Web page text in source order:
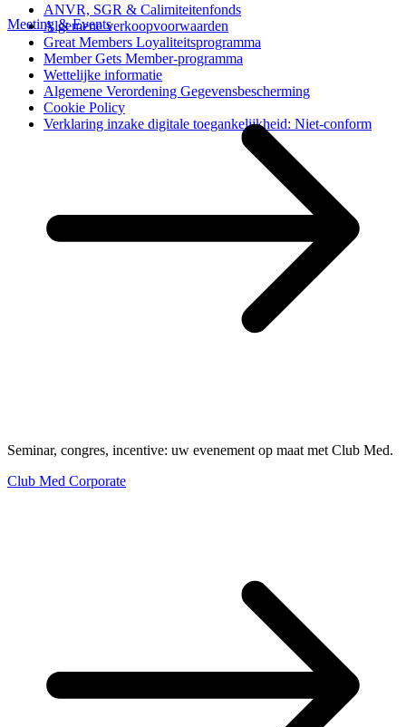
ANVR, SGR & Calimiteitenfonds
Algemene verkoopvoorwaarden
Great Members Loyaliteitsprogramma
Member Gets Member-programma
Wettelijke informatie
Algemene Verordening Gegevensbescherming
Cookie Policy
Verklaring inzake digitale toegankelijkheid: Niet-conform
Meeting & Events
Seminar, congres, incentive: uw evenement op maat met Club Med.
Club Med Corporate